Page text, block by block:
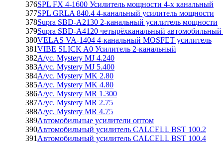
376SPL FX 4-1600 Усилитель мощности 4-х канальный
377SPL GRLA 840.4 4-канальный усилитель мощности
378Supra SBD-A2130 2-канальный усилитель мощности
379Supra SBD-A4120 четырёхканальный автомобильный
380VELAS VA-1404 4-канальный MOSFET усилитель
381VIBE SLICK A0 Усилитель 2-канальный
382А/ус. Mystery MJ 4.240
383А/ус. Mystery MJ 5.400
384А/ус. Mystery MK 2.80
385А/ус. Mystery MK 4.80
386А/ус. Mystery MR 1.300
387А/ус. Mystery MR 2.75
388А/ус. Mystery MR 4.75
389Автомобильные усилители оптом
390Автомобильный усилитель CALCELL BST 100.2
391 Автомобильный усилитель CALCELL BST 100.4